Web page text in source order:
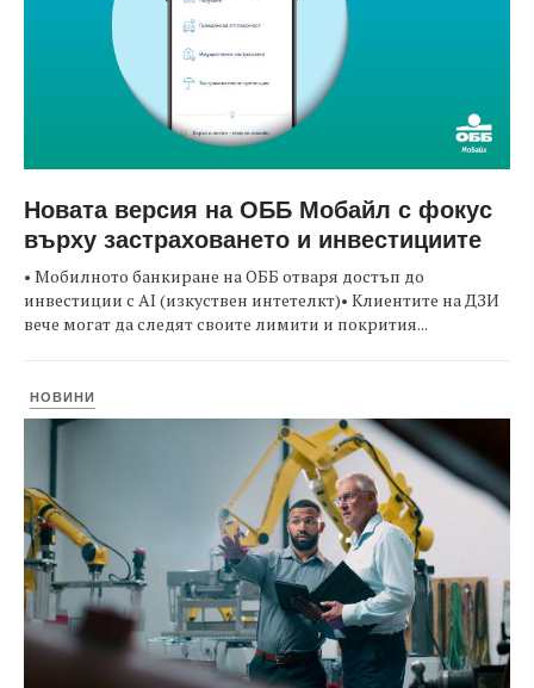
Новата версия на ОББ Мобайл с фокус
върху застраховането и инвестициите
• Мобилното банкиране на ОББ отваря достъп до
инвестиции с AI (изкуствен интетелкт)• Клиентите на ДЗИ
вече могат да следят своите лимити и покрития...
НОВИНИ